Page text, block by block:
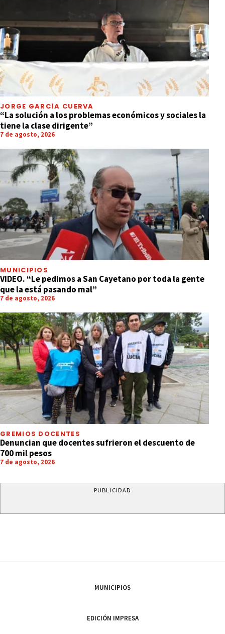
JORGE GARCÍA CUERVA
“La solución a los problemas económicos y sociales la
tiene la clase dirigente”
7 de agosto, 2026
MUNICIPIOS
VIDEO. “Le pedimos a San Cayetano por toda la gente
que la está pasando mal”
7 de agosto, 2026
GREMIOS DOCENTES
Denuncian que docentes sufrieron el descuento de
700 mil pesos
7 de agosto, 2026
PUBLICIDAD
MUNICIPIOS
EDICIÓN IMPRESA